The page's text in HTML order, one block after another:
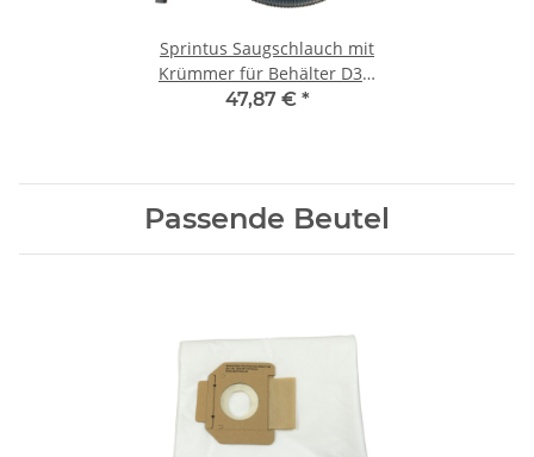
Sprintus Saugschlauch mit
Krümmer für Behälter D38,
3m
47,87 € *
Passende Beutel